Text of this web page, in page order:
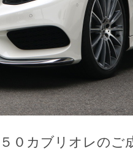
カブリオレのご